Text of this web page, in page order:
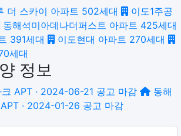
더 스카이 아파트 502세대
이도1주공
동해석미아데나더퍼스트 아파트 425세대
391세대 이도현대 아파트 270세대
세대
정보
APT · 2024-06-21 공고 마감
동해
APT · 2024-01-26 공고 마감